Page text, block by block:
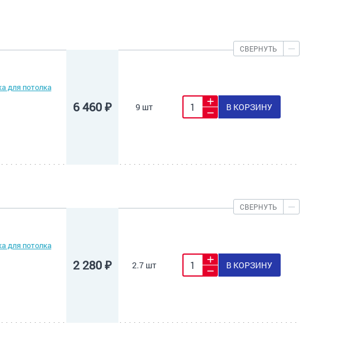
СВЕРНУТЬ
для потолка
6 460 ₽ 9 шт В КОРЗИНУ
СВЕРНУТЬ
для потолка
2 280 ₽ 2.7 шт В КОРЗИНУ